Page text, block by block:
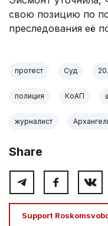
свою позицию по
преследования её
протест Суд
полиция КоАП
журналист
Share
Support